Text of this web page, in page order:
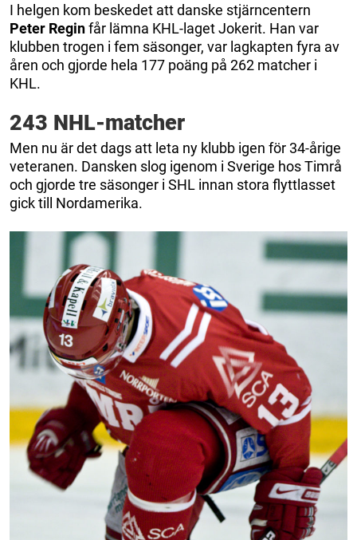
I helgen kom beskedet att danske stjärncentern
Peter Reginfår lämna KHL-laget Jokerit. Han var
klubben trogen i fem säsonger, var lagkapten fyra av
åren och gjorde hela 177 poäng på 262 matcher i
KHL.
243 NHL-matcher
Men nu är det dags att leta ny klubb igen för 34-årige
veteranen. Dansken slog igenom i Sverige hos Timrå
och gjorde tre säsonger i SHL innan stora flyttlasset
gick till Nordamerika.